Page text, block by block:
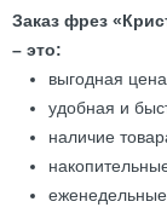
Заказ фрез
– это:
выгодная
удобная и
наличие
еженедельные